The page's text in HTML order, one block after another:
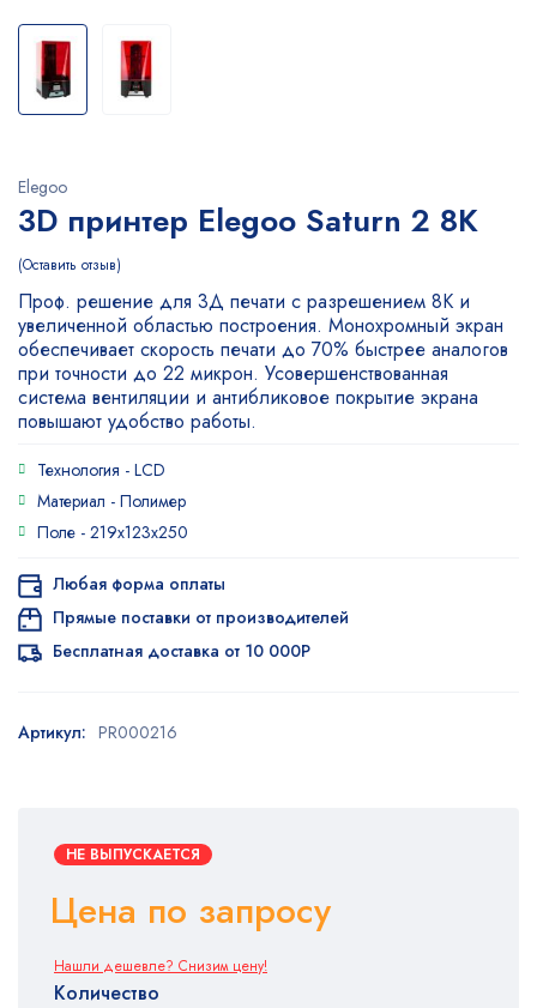
Elegoo
3D принтер Elegoo Saturn 2 8K
Оставить отзыв
Проф. решение для 3Д печати с разрешением 8K и
увеличенной областью построения. Монохромный экран
обеспечивает скорость печати до 70% быстрее аналогов
при точности до 22 микрон. Усовершенствованная
система вентиляции и антибликовое покрытие экрана
повышают удобство работы.
Технология - LCD
Материал - Полимер
Поле - 219х123х250
НЕ ВЫПУСКАЕТСЯ
Цена по запросу
Нашли дешевле? Снизим цену!
Количество
Любая форма оплаты
Прямые поставки от производителей
Бесплатная доставка от 10 000Р
Артикул: PR000216